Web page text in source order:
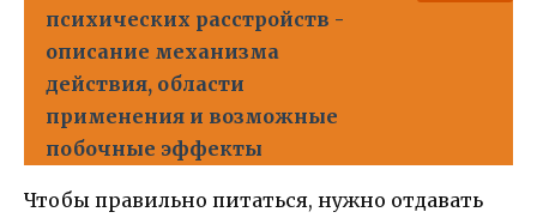
психических расстройств -
описание механизма
действия, области
применения и возможные
побочные эффекты
Чтобы правильно питаться, нужно отдавать